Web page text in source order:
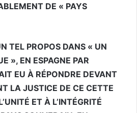
DE « PAYS
TEL PROPOS DANS « UN
», EN ESPAGNE PAR
EU À RÉPONDRE DEVANT
LA JUSTICE DE CE CETTE
ET À L’INTÉGRITÉ